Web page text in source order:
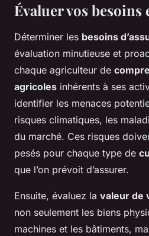
Évaluer vos besoins
Déterminer les besoins
évaluation minutieuse et
chaque agriculteur de
agricoles inhérents à ses
identifier les menaces
risques climatiques, les
du marché. Ces risques
pesés pour chaque type de
que l’on prévoit d’assurer.
Ensuite, évaluez la valeur de
non seulement les biens
machines et les bâtiments,